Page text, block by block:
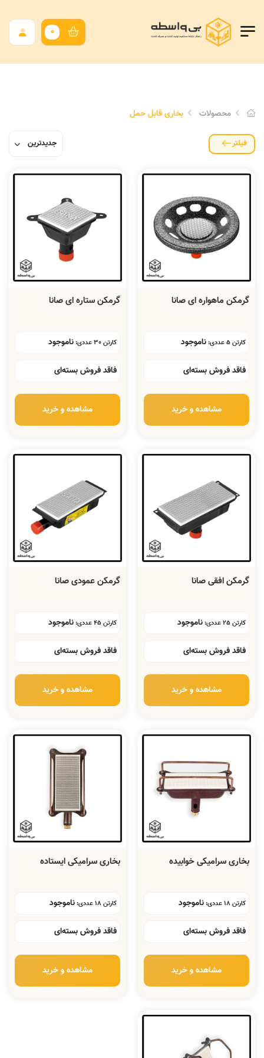
0
محصولات بخاری قابل حمل
فیلتر
گرمکن ماهواره ای صانا
کارتن 5 عددی: ناموجود
فاقد فروش بسته‌ای
مشاهده و خرید
گرمکن ستاره ای صانا
کارتن 30 عددی: ناموجود
فاقد فروش بسته‌ای
مشاهده و خرید
گرمکن افقی صانا
کارتن 25 عددی: ناموجود
فاقد فروش بسته‌ای
مشاهده و خرید
گرمکن عمودی صانا
کارتن 45 عددی: ناموجود
فاقد فروش بسته‌ای
مشاهده و خرید
بخاری سرامیکی خوابیده
کارتن 18 عددی: ناموجود
فاقد فروش بسته‌ای
مشاهده و خرید
بخاری سرامیکی ایستاده
کارتن 18 عددی: ناموجود
فاقد فروش بسته‌ای
مشاهده و خرید